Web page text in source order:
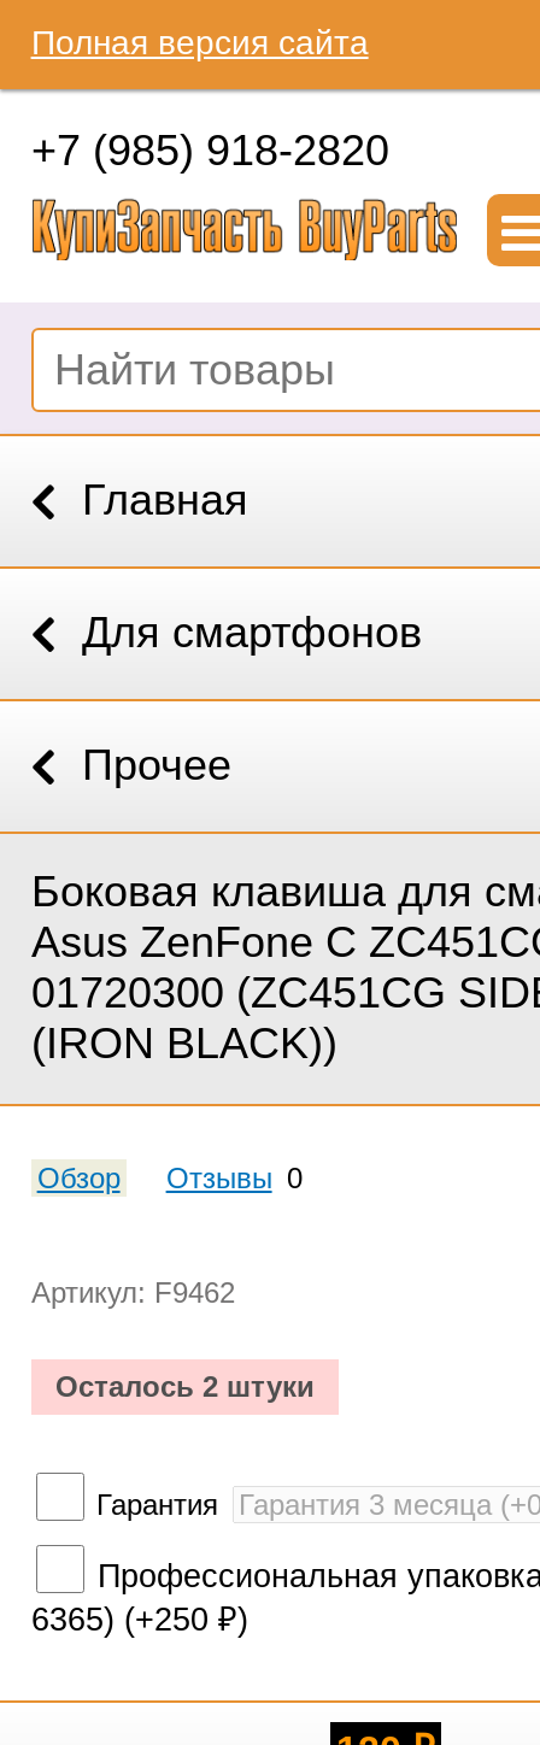
Полная версия сайта
+7 (985) 918-2820
Главная
Для смартфонов
Прочее
Боковая клавиша для
Asus ZenFone C
01720300 (ZC451CG
(IRON BLACK))
Обзор Отзывы 0
Артикул: F9462
Осталось 2 штуки
Гарантия
Профессиональная
6365) (+250 ₽)